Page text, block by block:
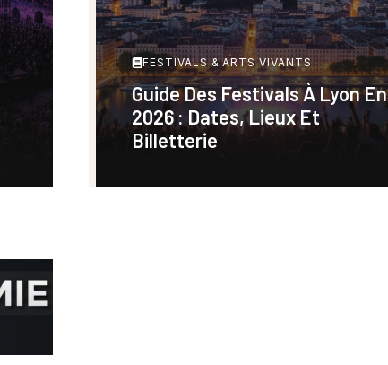
FESTIVALS & ARTS VIVANTS
Guide Des Festivals À Lyon En
2026 : Dates, Lieux Et
Billetterie